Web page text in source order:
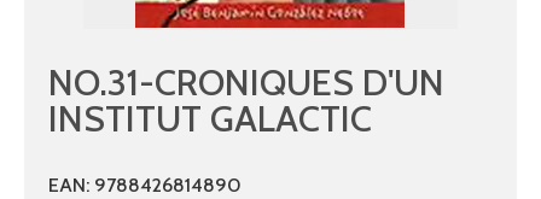
NO.31-CRONIQUES D'UN
INSTITUT GALACTIC
EAN: 9788426814890